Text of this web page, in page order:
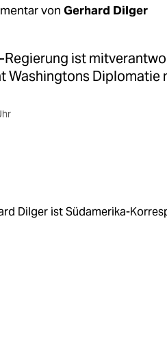
von Gerhard Dilger
Regierung ist
Washingtons Diplomatie
Dilger ist Südamerika-